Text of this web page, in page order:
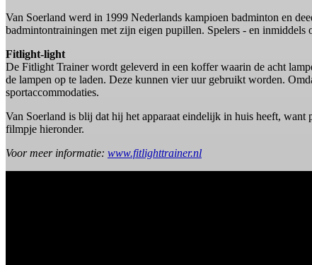
Van Soerland werd in 1999 Nederlands kampioen badminton en
badmintontrainingen met zijn eigen pupillen. Spelers - en inmiddels
Fitlight-light
De Fitlight Trainer wordt geleverd in een koffer waarin de acht
de lampen op te laden. Deze kunnen vier uur gebruikt worden.
sportaccommodaties.
Van Soerland is blij dat hij het apparaat eindelijk in huis heeft,
filmpje hieronder.
Voor meer informatie: www.fitlighttrainer.nl